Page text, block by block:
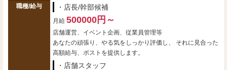
職種/給与 ・店長/幹部候補
月給 500000円～
店舗運営、イベント企画、従業員管理等
あなたの頑張り、やる気をしっかり評価し、 それに見合った
高額給与、ポストを提供します。
・店舗スタッフ